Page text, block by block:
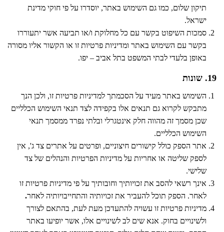
תיקון שלום, כמו גם השימוש באתר, יוסדרו על פי חוקי מדינת
ישראל.
סמכות השיפוט בקשר עם כל מחלוקת ו/או תביעה אשר יתעוררו
בקשר עם השימוש באתר ומדיניות פרטיות זו או הקשור אליו מסורה
באופן בלעדי לבתי המשפט בתל אביב – יפו.
19. שונות
השימוש באתר מעיד על הסכמתך למדיניות פרטיות זו, ולכן הנך
מתבקש לקרוא גם תנאים אלו בקפידה לצד תנאי השימוש הכלליים
שכן מסמך זה מהווה חלק אינטגרלי ובלתי נפרד ממסמך תנאי
השימוש הכלליים.
אתר הספק כולל קישורים חיצוניים, ופרטים על אתרים צד ג', אין
לספק שליטה או אחריות על מדיניות הפרטיות והנהלים של צד
שלישי.
אינך רשאי להסב את זכויותיך וחובותיך על פי מדיניות פרטיות זו
לאחר. הספק תוכל להעביר את זכויותיה והתחייבויותיה לאחר.
מדיניות פרטיות זו עשויה להתעדכן מעת לעת, בהתאם לצורך
ולשינויים בחוק. אנא שים לב לשינויים אלו, אשר יופיעו באתר